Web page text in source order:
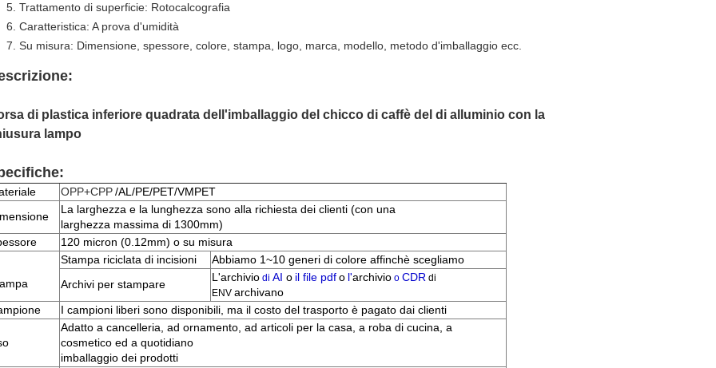
Trattamento di superficie: Rotocalcografia
Caratteristica: A prova d'umidità
Su misura: Dimensione, spessore, colore, stampa, logo, marca, modello, metodo d'imballaggio ecc.
di plastica inferiore quadrata dell'imballaggio del chicco di caffè del di alluminio con la
lampo
OPP+CPP/AL/PE/PET/VMPET
La larghezza e la lunghezza sono alla richiesta dei clienti (con una
larghezza massima di 1300mm)
120 micron (0.12mm) o su misura
Stampa riciclata di incisioni
Abbiamo 1~10 generi di colore affinchè scegliamo
Archivi per stampare
L'archivio di AI o il file pdfo l'archivio o CDR di
ENV archivano
I campioni liberi sono disponibili, ma il costo del trasporto è pagato dai clienti
Adatto a cancelleria, ad ornamento, ad articoli per la casa, a roba di cucina, a
cosmetico ed a quotidiano
imballaggio dei prodotti